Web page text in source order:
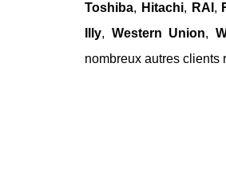
Toshiba, Hitachi, RAI ,
Illy, Western Union,
nombreux autres clients